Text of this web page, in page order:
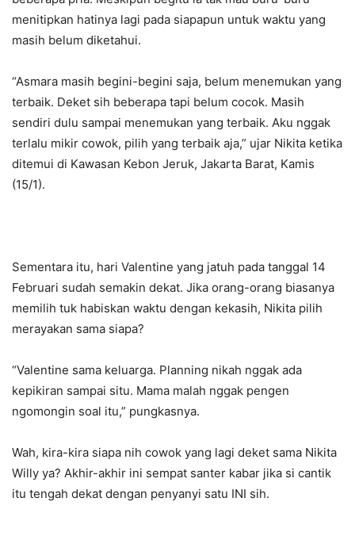
menitipkan hatinya lagi pada siapapun untuk waktu yang
masih belum diketahui.
“Asmara masih begini-begini saja, belum menemukan yang
terbaik. Deket sih beberapa tapi belum cocok. Masih
sendiri dulu sampai menemukan yang terbaik. Aku nggak
terlalu mikir cowok, pilih yang terbaik aja,” ujar Nikita ketika
ditemui di Kawasan Kebon Jeruk, Jakarta Barat, Kamis
(15/1).
Sementara itu, hari Valentine yang jatuh pada tanggal 14
Februari sudah semakin dekat. Jika orang-orang biasanya
memilih tuk habiskan waktu dengan kekasih, Nikita pilih
merayakan sama siapa?
“Valentine sama keluarga. Planning nikah nggak ada
kepikiran sampai situ. Mama malah nggak pengen
ngomongin soal itu,” pungkasnya.
Wah, kira-kira siapa nih cowok yang lagi deket sama Nikita
Willy ya? Akhir-akhir ini sempat santer kabar jika si cantik
itu tengah dekat dengan penyanyi satu INI sih.